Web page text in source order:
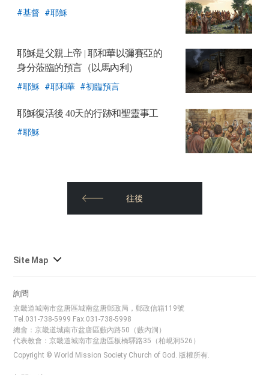
基督 耶穌
耶穌是父親上帝 | 耶和華以彌賽亞的
身分蒞臨的預言（以馬內利）
耶穌 耶和華 初臨預言
耶穌復活後 40天的行跡和聖靈事工
耶穌
往後
Site Map 사
맵
전
체
보
기
詢問
京畿道城南市盆唐區城南盆唐郵政局，郵政信箱119號
Tel.031-738-5999 Fax.031-738-5998
總會：京畿道城南市盆唐區藪內路50（藪內洞）
代表教會：京畿道城南市盆唐區板橋驛路35（柏峴洞526）
Copyright © World Mission Society Church of God. 版權所有.